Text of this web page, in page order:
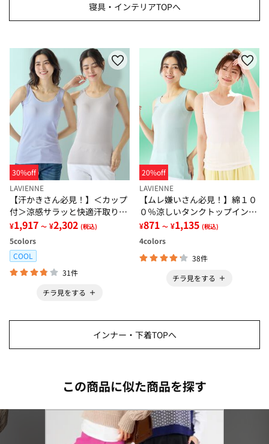
寝具・インテリアTOPへ
30%off
LAVIENNE
【汗かきさん必見！】＜カップ
付＞涼感サラッと快適汗取りタ
ンクトップインナー＜さらりラ
ボ＞
¥1,917 ～ ¥2,302 (税込)
5colors
COOL
31件
チラ見をする
20%off
LAVIENNE
【ムレ嫌いさん必見！】綿１０
０％涼しいタンクトップインナ
ー＜さらりラボ＞
¥871 ～ ¥1,135 (税込)
4colors
38件
チラ見をする
インナー・下着TOPへ
この商品に似た商品を探す